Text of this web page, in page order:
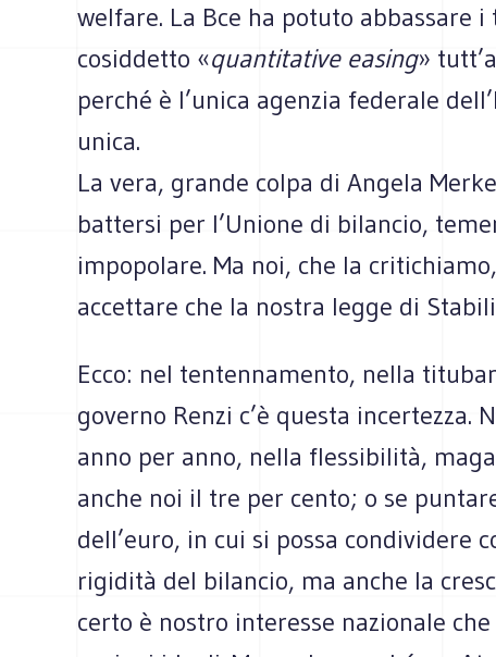
welfare. La Bce ha potuto abbassare
cosiddetto «quantitative easing»
perché è l’unica agenzia federale
unica.
La vera, grande colpa di Angela
battersi per l’Unione di bilancio,
impopolare. Ma noi, che la
accettare che la nostra legge di
Ecco: nel tentennamento, nella
governo Renzi c’è questa incertezza.
anno per anno, nella flessibilità,
anche noi il tre per cento; o se
dell’euro, in cui si possa condividere
rigidità del bilancio, ma anche la
certo è nostro interesse nazionale